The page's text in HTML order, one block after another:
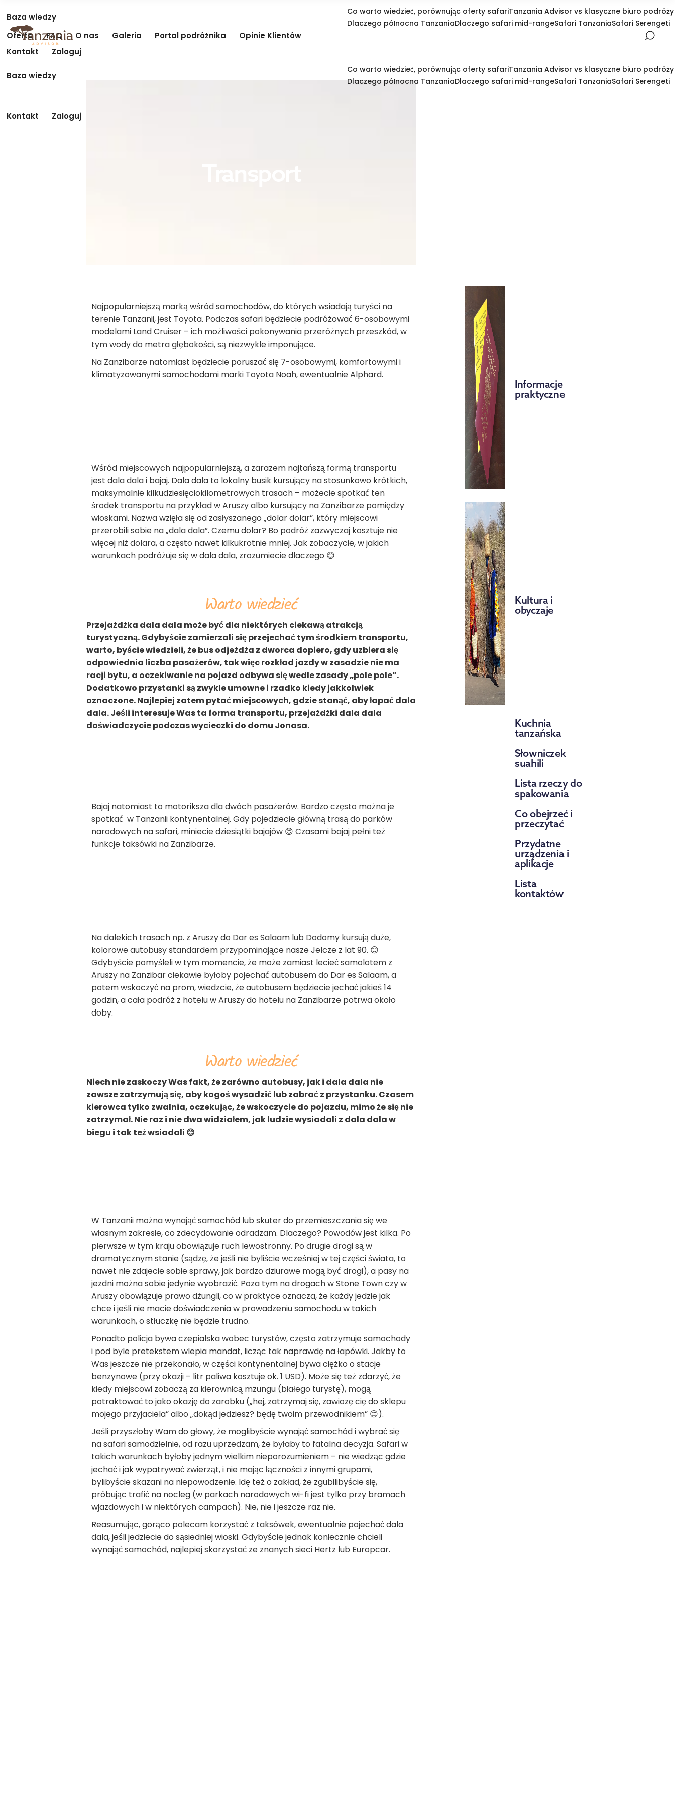
Oferta FAQ O nas Galeria Portal podróżnika Opinie Klientów
Baza wiedzy
Co warto wiedzieć, porównując oferty safariTanzania Advisor vs klasyczne biuro podróży
Dlaczego północna TanzaniaDlaczego safari mid-rangeSafari TanzaniaSafari Serengeti
Kontakt Zaloguj
Baza wiedzy
Co warto wiedzieć, porównując oferty safariTanzania Advisor vs klasyczne biuro podróży
Dlaczego północna TanzaniaDlaczego safari mid-rangeSafari TanzaniaSafari Serengeti
Kontakt Zaloguj
Najpopularniejszą marką wśród samochodów, do których wsiadają turyści na
terenie Tanzanii, jest Toyota. Podczas safari będziecie podróżować 6-osobowymi
modelami Land Cruiser – ich możliwości pokonywania przeróżnych przeszkód, w
tym wody do metra głębokości, są niezwykle imponujące.
Na Zanzibarze natomiast będziecie poruszać się 7-osobowymi, komfortowymi i
klimatyzowanymi samochodami marki Toyota Noah, ewentualnie Alphard.
Wśród miejscowych najpopularniejszą, a zarazem najtańszą formą transportu
jest dala dala i bajaj. Dala dala to lokalny busik kursujący na stosunkowo krótkich,
maksymalnie kilkudziesięciokilometrowych trasach – możecie spotkać ten
środek transportu na przykład w Aruszy albo kursujący na Zanzibarze pomiędzy
wioskami. Nazwa wzięła się od zasłyszanego „dolar dolar”, który miejscowi
przerobili sobie na „dala dala”. Czemu dolar? Bo podróż zazwyczaj kosztuje nie
więcej niż dolara, a często nawet kilkukrotnie mniej. Jak zobaczycie, w jakich
warunkach podróżuje się w dala dala, zrozumiecie dlaczego 😊
Warto wiedzieć
Przejażdżka dala dala może być dla niektórych ciekawą atrakcją
turystyczną. Gdybyście zamierzali się przejechać tym środkiem transportu,
warto, byście wiedzieli, że bus odjeżdża z dworca dopiero, gdy uzbiera się
odpowiednia liczba pasażerów, tak więc rozkład jazdy w zasadzie nie ma
racji bytu, a oczekiwanie na pojazd odbywa się wedle zasady „pole pole”.
Dodatkowo przystanki są zwykle umowne i rzadko kiedy jakkolwiek
oznaczone. Najlepiej zatem pytać miejscowych, gdzie stanąć, aby łapać dala
dala. Jeśli interesuje Was ta forma transportu, przejażdżki dala dala
doświadczycie podczas wycieczki do domu Jonasa.
Bajaj natomiast to motoriksza dla dwóch pasażerów. Bardzo często można je
spotkać w Tanzanii kontynentalnej. Gdy pojedziecie główną trasą do parków
narodowych na safari, miniecie dziesiątki bajajów 😊 Czasami bajaj pełni też
funkcje taksówki na Zanzibarze.
Na dalekich trasach np. z Aruszy do Dar es Salaam lub Dodomy kursują duże,
kolorowe autobusy standardem przypominające nasze Jelcze z lat 90. 😊
Gdybyście pomyśleli w tym momencie, że może zamiast lecieć samolotem z
Aruszy na Zanzibar ciekawie byłoby pojechać autobusem do Dar es Salaam, a
potem wskoczyć na prom, wiedzcie, że autobusem będziecie jechać jakieś 14
godzin, a cała podróż z hotelu w Aruszy do hotelu na Zanzibarze potrwa około
doby.
Warto wiedzieć
Niech nie zaskoczy Was fakt, że zarówno autobusy, jak i dala dala nie
zawsze zatrzymują się, aby kogoś wysadzić lub zabrać z przystanku. Czasem
kierowca tylko zwalnia, oczekując, że wskoczycie do pojazdu, mimo że się nie
zatrzymał. Nie raz i nie dwa widziałem, jak ludzie wysiadali z dala dala w
biegu i tak też wsiadali 😊
W Tanzanii można wynająć samochód lub skuter do przemieszczania się we
własnym zakresie, co zdecydowanie odradzam. Dlaczego? Powodów jest kilka. Po
pierwsze w tym kraju obowiązuje ruch lewostronny. Po drugie drogi są w
dramatycznym stanie (sądzę, że jeśli nie byliście wcześniej w tej części świata, to
nawet nie zdajecie sobie sprawy, jak bardzo dziurawe mogą być drogi), a pasy na
jezdni można sobie jedynie wyobrazić. Poza tym na drogach w Stone Town czy w
Aruszy obowiązuje prawo dżungli, co w praktyce oznacza, że każdy jedzie jak
chce i jeśli nie macie doświadczenia w prowadzeniu samochodu w takich
warunkach, o stłuczkę nie będzie trudno.
Ponadto policja bywa czepialska wobec turystów, często zatrzymuje samochody
i pod byle pretekstem wlepia mandat, licząc tak naprawdę na łapówki. Jakby to
Was jeszcze nie przekonało, w części kontynentalnej bywa ciężko o stacje
benzynowe (przy okazji – litr paliwa kosztuje ok. 1 USD). Może się też zdarzyć, że
kiedy miejscowi zobaczą za kierownicą mzungu (białego turystę), mogą
potraktować to jako okazję do zarobku („hej, zatrzymaj się, zawiozę cię do sklepu
mojego przyjaciela” albo „dokąd jedziesz? będę twoim przewodnikiem” 😊).
Jeśli przyszłoby Wam do głowy, że moglibyście wynająć samochód i wybrać się
na safari samodzielnie, od razu uprzedzam, że byłaby to fatalna decyzja. Safari w
takich warunkach byłoby jednym wielkim nieporozumieniem – nie wiedząc gdzie
jechać i jak wypatrywać zwierząt, i nie mając łączności z innymi grupami,
bylibyście skazani na niepowodzenie. Idę też o zakład, że zgubilibyście się,
próbując trafić na nocleg (w parkach narodowych wi-fi jest tylko przy bramach
wjazdowych i w niektórych campach). Nie, nie i jeszcze raz nie.
Reasumując, gorąco polecam korzystać z taksówek, ewentualnie pojechać dala
dala, jeśli jedziecie do sąsiedniej wioski. Gdybyście jednak koniecznie chcieli
wynająć samochód, najlepiej skorzystać ze znanych sieci Hertz lub Europcar.
Informacje
praktyczne
Kultura i
obyczaje
Kuchnia
tanzańska
Słowniczek
suahili
Lista rzeczy do
spakowania
Co obejrzeć i
przeczytać
Przydatne
urządzenia i
aplikacje
Lista
kontaktów